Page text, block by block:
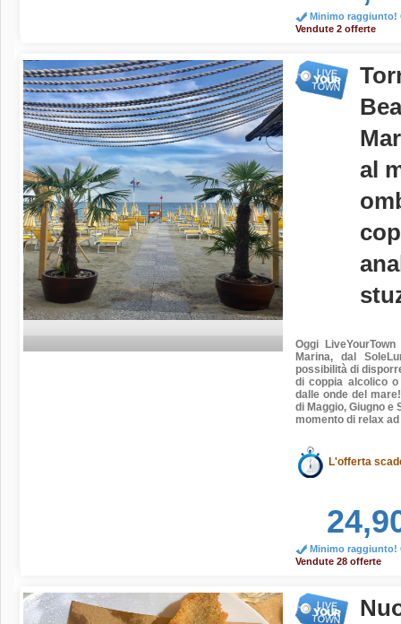
Minimo raggiunto!
Vendute 2 offerte
al
Oggi LiveYourTown
Marina, dal
possibilità di
di coppia alcolico
dalle onde del
di Maggio, Giugno e
momento di relax
L'offerta
Minimo raggiunto!
Vendute 28 offerte